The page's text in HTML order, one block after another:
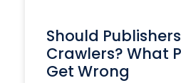
Should
Crawlers? What
Get Wrong